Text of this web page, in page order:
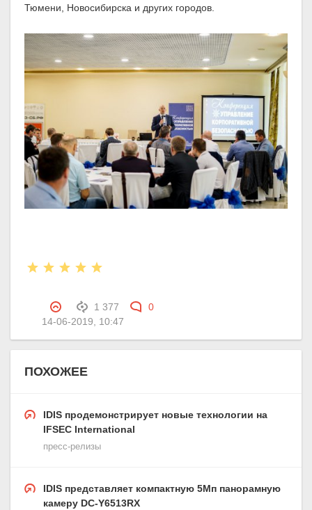
Тюмени, Новосибирска и других городов.
1 377
0
14-06-2019, 10:47
ПОХОЖЕЕ
IDIS продемонстрирует новые технологии на
IFSEC International
пресс-релизы
IDIS представляет компактную 5Мп панорамную
камеру DC-Y6513RX